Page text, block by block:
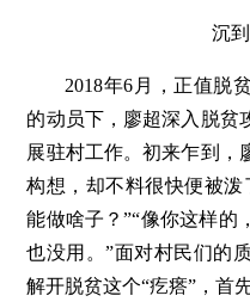
沉
2018年6月，正值脱
的动员下，廖超深入脱贫
展驻村工作。初来乍到，
构想，却不料很快便被泼
能做啥子？”“像你这样的
也没用。”面对村民们的
解开脱贫这个“疙瘩”，首